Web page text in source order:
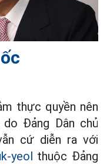
thực quyền nên
Đảng Dân chủ
cứ diễn ra với
yeol thuộc Đảng